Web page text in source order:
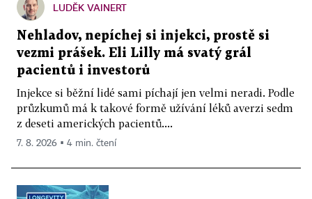
LUDĚK VAINERT
Nehladov, nepíchej si injekci, prostě si
vezmi prášek. Eli Lilly má svatý grál
pacientů i investorů
Injekce si běžní lidé sami píchají jen velmi neradi. Podle
průzkumů má k takové formě užívání léků averzi sedm
z deseti amerických pacientů....
7. 8. 2026 ▪ 4 min. čtení